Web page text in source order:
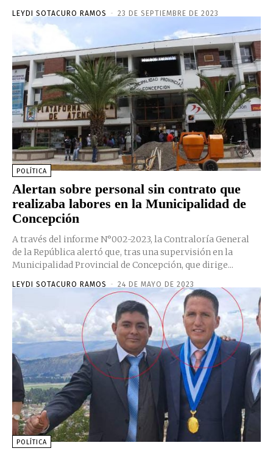
LEYDI SOTACURO RAMOS - 23 DE SEPTIEMBRE DE 2023
POLÍTICA
Alertan sobre personal sin contrato que
realizaba labores en la Municipalidad de
Concepción
A través del informe N°002-2023, la Contraloría General
de la República alertó que, tras una supervisión en la
Municipalidad Provincial de Concepción, que dirige...
LEYDI SOTACURO RAMOS - 24 DE MAYO DE 2023
POLÍTICA